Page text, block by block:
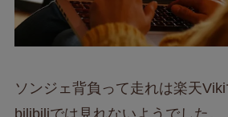
ソンジェ背負って走れは楽天Viki
bilibiliでは見れないようでした。